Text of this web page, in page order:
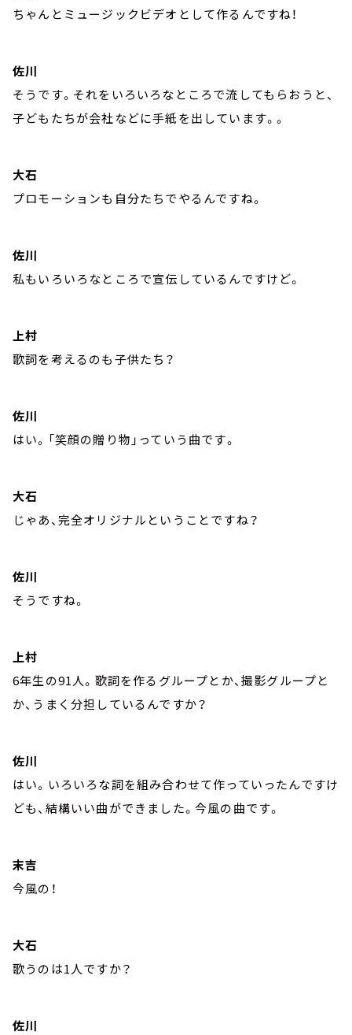
ちゃんとミュージックビデオとして作るんですね！
佐川
そうです。それをいろいろなところで流してもらおうと、
子どもたちが会社などに手紙を出しています。。
大石
プロモーションも自分たちでやるんですね。
佐川
私もいろいろなところで宣伝しているんですけど。
上村
歌詞を考えるのも子供たち？
佐川
はい。「笑顔の贈り物」っていう曲です。
大石
じゃあ、完全オリジナルということですね？
佐川
そうですね。
上村
6年生の91人。歌詞を作るグループとか、撮影グループと
か、うまく分担しているんですか？
佐川
はい。いろいろな詞を組み合わせて作っていったんですけ
ども、結構いい曲ができました。今風の曲です。
末吉
今風の！
大石
歌うのは1人ですか？
佐川